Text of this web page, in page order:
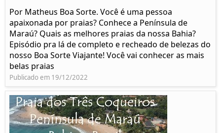
Por Matheus Boa Sorte. Você é uma pessoa
apaixonada por praias? Conhece a Península de
Maraú? Quais as melhores praias da nossa Bahia?
Episódio pra lá de completo e recheado de belezas do
nosso Boa Sorte Viajante! Você vai conhecer as mais
belas praias
Publicado em 19/12/2022